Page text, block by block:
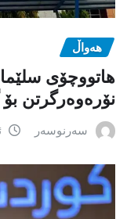
هەواڵ
هاتووچۆی
نۆرەوەرگرتن
سەرنوسەر